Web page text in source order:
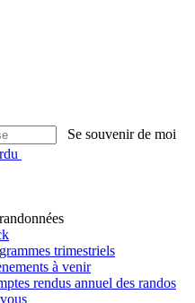
Se souvenir de moi
trimestriels
à venir
rendus annuel des randos